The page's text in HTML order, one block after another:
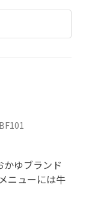
ゆブランド
ニューには牛